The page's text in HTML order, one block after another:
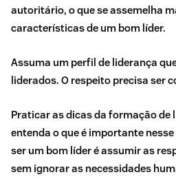
autoritário, o que se assemelha
características de um bom líder.
Assuma um perfil de liderança
liderados. O respeito precisa ser
Praticar as dicas da formação de
entenda o que é importante
ser um bom líder é assumir as
sem ignorar as necessidades